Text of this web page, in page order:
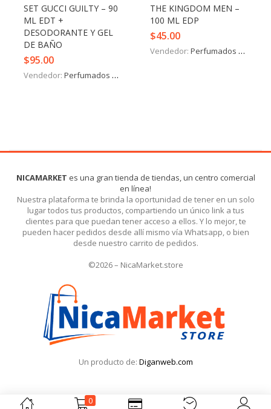
0
SET GUCCI GUILTY – 90
ML EDT +
DESODORANTE Y GEL
DE BAÑO
$95.00
Vendedor: Perfumados y más
THE KINGDOM MEN –
100 ML EDP
$45.00
Vendedor: Perfumados y más
NICAMARKET es una gran tienda de tiendas, un centro comercial
en línea!
Nuestra plataforma te brinda la oportunidad de tener en un solo
lugar todos tus productos, compartiendo un único link a tus
clientes para que puedan tener acceso a ellos. Y lo mejor, te
pueden hacer pedidos desde allí mismo vía Whatsapp, o bien
desde nuestro carrito de pedidos.
©2026 – NicaMarket.store
Un producto de: Diganweb.com